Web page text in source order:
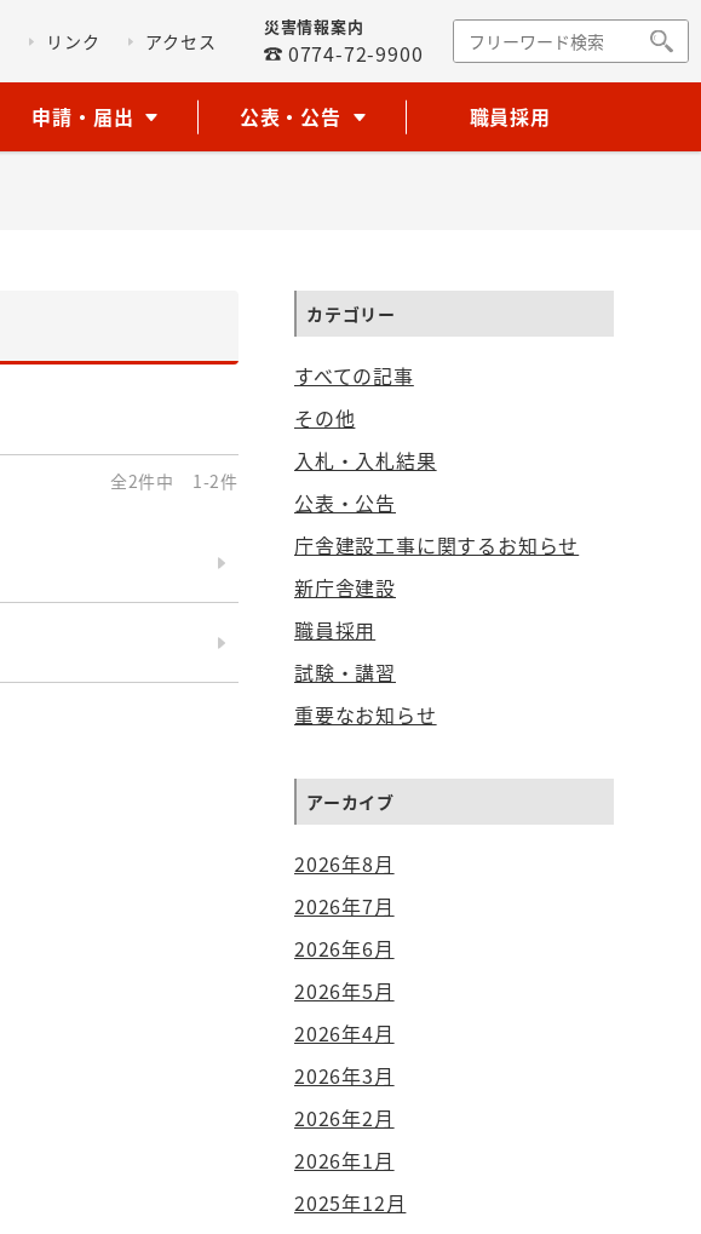
リンク アクセス
災害情報案内
0774-72-9900
申請・届出 公表・公告 職員採用
全2件中 1-2件
カテゴリー
すべての記事
その他
入札・入札結果
公表・公告
庁舎建設工事に関するお知らせ
新庁舎建設
職員採用
試験・講習
重要なお知らせ
アーカイブ
2026年8月
2026年7月
2026年6月
2026年5月
2026年4月
2026年3月
2026年2月
2026年1月
2025年12月